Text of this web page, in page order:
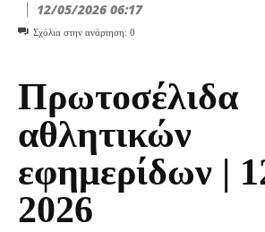
12/05/2026 06:17
Σχόλια στην ανάρτηση: 0
Πρωτοσέλιδα
αθλητικών
εφημερίδων |
2026